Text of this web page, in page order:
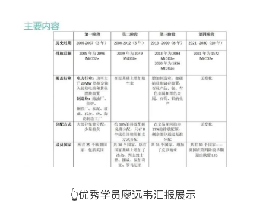
👆优秀学员廖远韦汇报展示